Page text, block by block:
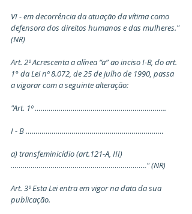
VI - em decorrência da atuação da vítima como
defensora dos direitos humanos e das mulheres."
(NR)
Art. 2º Acrescenta a alínea “a” ao inciso I-B, do art.
1° da Lei nº 8.072, de 25 de julho de 1990, passa
a vigorar com a seguinte alteração:
"Art. 1º ………………………………………………………...
I - B ……………………………………………………………
a) transfeminicídio (art.121-A, III)
………………………………………………………….." (NR)
Art. 3º Esta Lei entra em vigor na data da sua
publicação.